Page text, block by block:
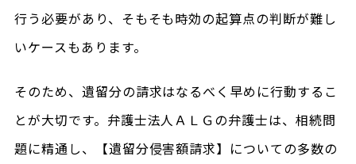
行う必要があり、そもそも時効の起算点の判断が難し
いケースもあります。
そのため、遺留分の請求はなるべく早めに行動するこ
とが大切です。弁護士法人ＡＬＧの弁護士は、相続問
題に精通し、【遺留分侵害額請求】についての多数の